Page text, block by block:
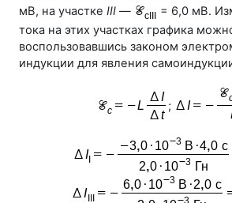
мВ, на участке III —
= 6,0 мВ.
тока на этих участках графика
воспользовавшись законом
индукции для явления
;